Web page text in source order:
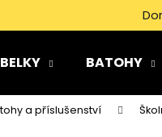
BATOHY
a příslušenství
Co